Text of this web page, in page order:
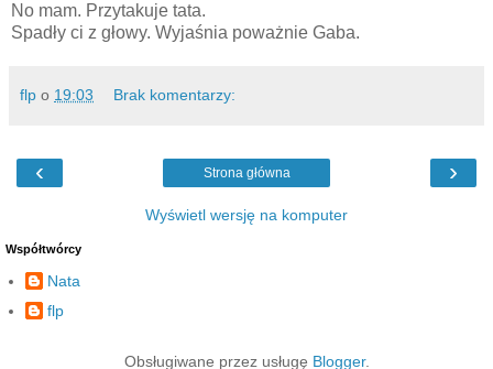
No mam. Przytakuje tata.
Spadły ci z głowy. Wyjaśnia poważnie Gaba.
flp o 19:03 Brak komentarzy:
‹ ›
Strona główna
Wyświetl wersję na komputer
Współtwórcy
Nata
flp
Obsługiwane przez usługę Blogger.